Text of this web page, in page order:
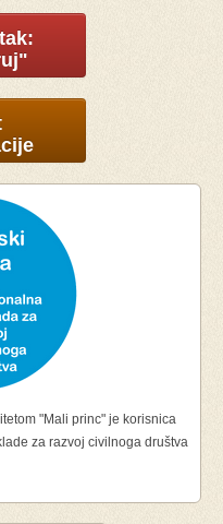
"Mali princ" je korisnica
za razvoj civilnoga društva